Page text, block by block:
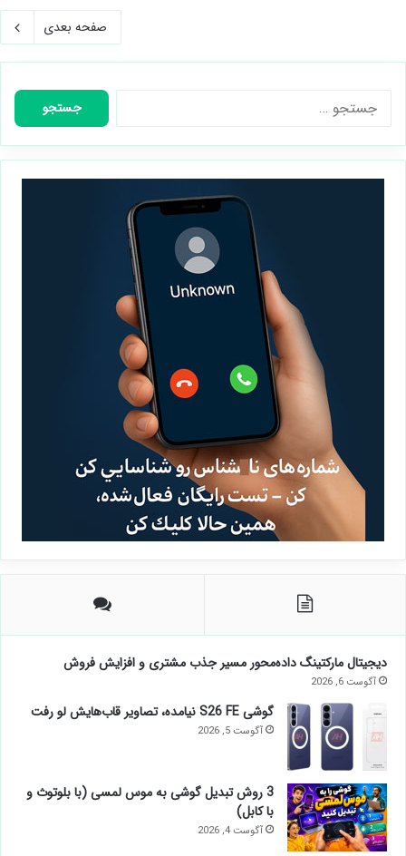
صفحه بعدی
جستجو
برای:
دیجیتال مارکتینگ داده‌محور مسیر جذب مشتری و افزایش فروش
آگوست 6, 2026
گوشی S26 FE نیامده، تصاویر قاب‌هایش لو رفت
آگوست 5, 2026
3 روش تبدیل گوشی به موس لمسی (با بلوتوث و
با کابل)
آگوست 4, 2026